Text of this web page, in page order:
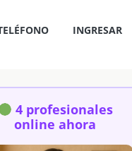
INGRESAR
4 profesionales
online ahora